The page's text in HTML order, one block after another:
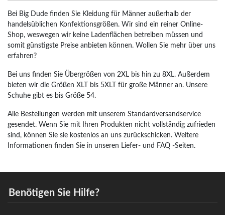
Bei Big Dude finden Sie Kleidung für Männer außerhalb der
handelsüblichen Konfektionsgrößen. Wir sind ein reiner Online-
Shop, weswegen wir keine Ladenflächen betreiben müssen und
somit günstigste Preise anbieten können. Wollen Sie mehr über uns
erfahren?
Bei uns finden Sie Übergrößen von 2XL bis hin zu 8XL. Außerdem
bieten wir die Größen XLT bis 5XLT für große Männer an. Unsere
Schuhe gibt es bis Größe 54.
Alle Bestellungen werden mit unserem Standardversandservice
gesendet. Wenn Sie mit Ihren Produkten nicht vollständig zufrieden
sind, können Sie sie kostenlos an uns zurückschicken. Weitere
Informationen finden Sie in unseren Liefer- und FAQ -Seiten.
Benötigen Sie Hilfe?